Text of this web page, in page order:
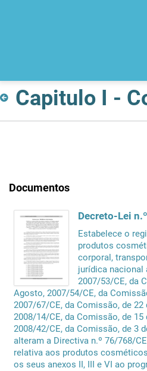
Capitulo I -
Documentos
Estabelece o
produtos
corporal,
jurídica nacional
2007/53/CE, da
Agosto, 2007/54/CE, da
2007/67/CE, da Comissão, de 22
2008/14/CE, da Comissão, de 15
2008/42/CE, da Comissão, de 3
alteram a Directiva n.º 76/768/
relativa aos produtos
os seus anexos II, III e VI ao